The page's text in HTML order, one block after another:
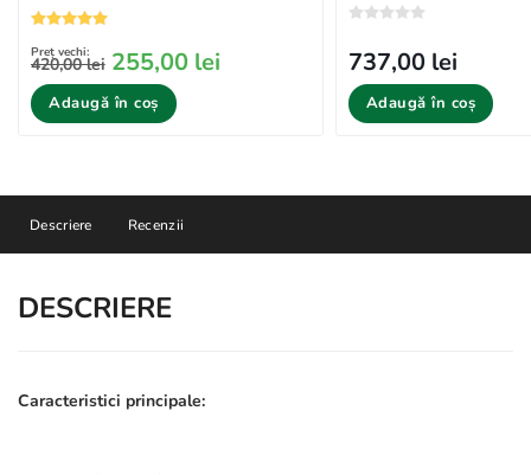
Preț vechi:
420,00 lei 255,00 lei
Adaugă în coș
737,00 lei
Adaugă în coș
Descriere Recenzii
DESCRIERE
Caracteristici principale: